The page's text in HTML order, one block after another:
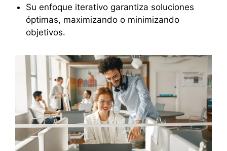
Su enfoque iterativo garantiza soluciones
óptimas, maximizando o minimizando
objetivos.